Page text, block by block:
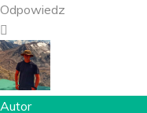
Odpowiedz
Autor